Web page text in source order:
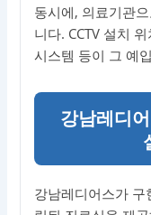
동시에, 의료기관
니다. CCTV 설치
시스템 등이 그 예
강남레디
강남레디어스가